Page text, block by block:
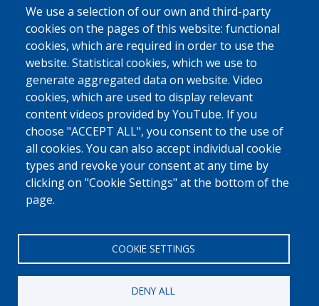
rapidamente. Se você desejar e se for possível, uma pessoa da equipe
da OIM, da Caritas International ou de outro parceiro local poderá
esperar por você na chegada ao seu país de origem.
A VIDA NO MEU PAÍS NÃO É FÁCIL. QUE TIPO DE
APOIO POSSO RECEBER?
Trabalhamos com parceiros locais no seu país de origem que podem
ajudar você na reintegração. Por exemplo, eles podem ajudar você a
abrir um negócio, pagar despesas médicas ou encontrar emprego. Nem
todas as pessoas recebem essa ajuda; cada situação é diferente. Quer
saber se você tem direito a esse apoio? Veja mais informações aqui
We use a selection of our own and third-party
cookies on the pages of this website: functional
cookies, which are required in order to use the
website. Statistical cookies, which we use to
generate aggregated data on website. Video
cookies, which are used to display relevant
content videos provided by YouTube. If you
choose "ACCEPT ALL", you consent to the use of
all cookies. You can also accept individual cookie
types and revoke your consent at any time by
clicking on "Cookie Settings" at the bottom of the
page.
COOKIE SETTINGS
DENY ALL